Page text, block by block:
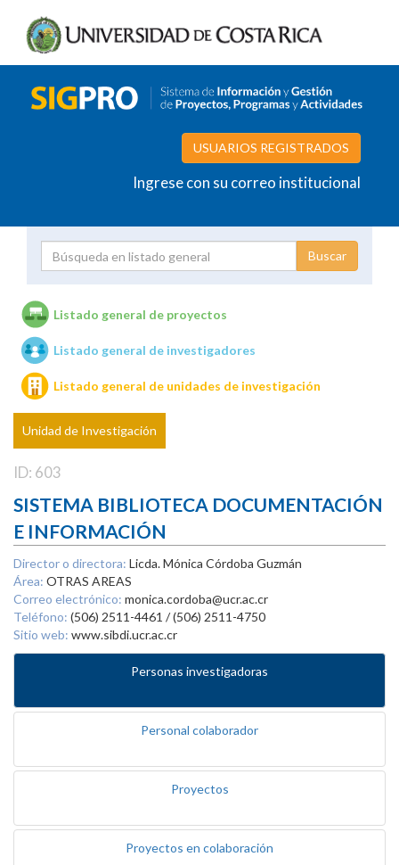
USUARIOS REGISTRADOS
Ingrese con su correo institucional
Unidades de investigación
Listado general de proyectos
Listado general de investigadores
Listado general de unidades de investigación
Unidad de Investigación
ID: 603
SISTEMA BIBLIOTECA DOCUMENTACIÓN
E INFORMACIÓN
Director o directora: Licda. Mónica Córdoba Guzmán
Área: OTRAS AREAS
Correo electrónico: monica.cordoba@ucr.ac.cr
Teléfono: (506) 2511-4461 / (506) 2511-4750
Sitio web: www.sibdi.ucr.ac.cr
Personas investigadoras
Personal colaborador
Proyectos
Proyectos en colaboración